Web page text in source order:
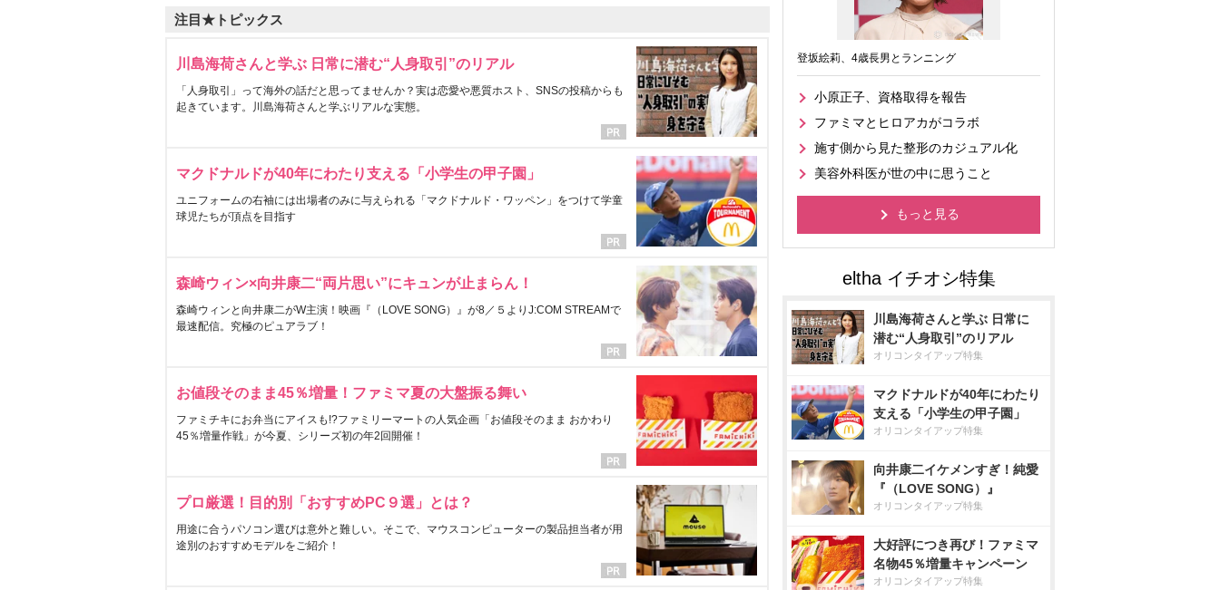
注目★トピックス
川島海荷さんと学ぶ 日常に潜む“人身取引”のリアル
「人身取引」って海外の話だと思ってませんか？実は恋愛や悪質ホスト、SNSの投稿からも
起きています。川島海荷さんと学ぶリアルな実態。
マクドナルドが40年にわたり支える「小学生の甲子園」
ユニフォームの右袖には出場者のみに与えられる「マクドナルド・ワッペン」をつけて学童
球児たちが頂点を目指す
森崎ウィン×向井康二“両片思い”にキュンが止まらん！
森崎ウィンと向井康二がW主演！映画『（LOVE SONG）』が8／５よりJ:COM STREAMで
最速配信。究極のピュアラブ！
お値段そのまま45％増量！ファミマ夏の大盤振る舞い
ファミチキにお弁当にアイスも!?ファミリーマートの人気企画「お値段そのまま おかわり
45％増量作戦」が今夏、シリーズ初の年2回開催！
プロ厳選！目的別「おすすめPC９選」とは？
用途に合うパソコン選びは意外と難しい。そこで、マウスコンピューターの製品担当者が用
途別のおすすめモデルをご紹介！
登坂絵莉、4歳長男とランニング
小原正子、資格取得を報告
ファミマとヒロアカがコラボ
施す側から見た整形のカジュアル化
美容外科医が世の中に思うこと
もっと見る
川島海荷さんと学ぶ 日常に
潜む“人身取引”のリアル
オリコンタイアップ特集
マクドナルドが40年にわたり
支える「小学生の甲子園」
オリコンタイアップ特集
向井康二イケメンすぎ！純愛
『（LOVE SONG）』
オリコンタイアップ特集
大好評につき再び！ファミマ
名物45％増量キャンペーン
オリコンタイアップ特集